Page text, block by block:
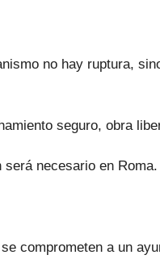
no hay ruptura,
seguro, obra
necesario en Roma.
comprometen a un